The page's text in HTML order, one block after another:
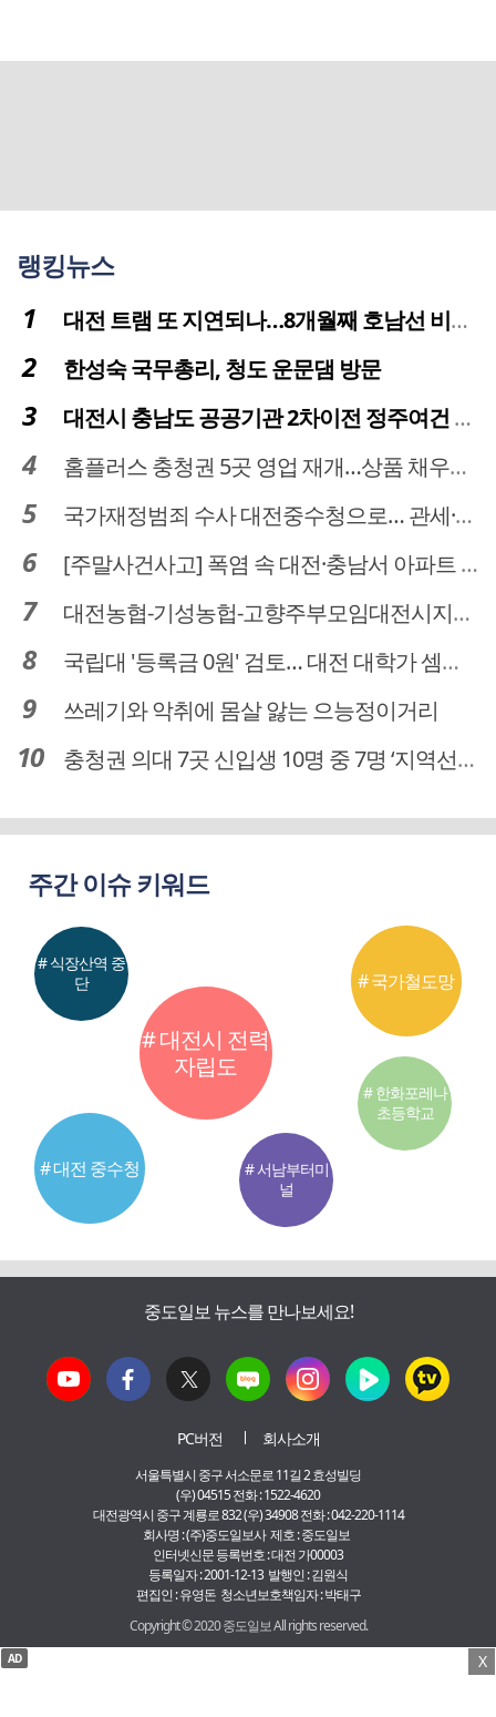
랭킹뉴스
대전 트램 또 지연되나…8개월째 호남선 비개착공사 시공사 선정 난항
한성숙 국무총리, 청도 운문댐 방문
대전시 충남도 공공기관 2차이전 정주여건 확보 시급
홈플러스 충청권 5곳 영업 재개…상품 채우기 ‘속도전’
국가재정범죄 수사 대전중수청으로… 관세·국세 수사 전문인력 주목
[주말사건사고] 폭염 속 대전·충남서 아파트 화재·정전 잇따라…주민 대피·불편
대전농협-기성농헙-고향주부모임대전시지회, 이심점심 중식지원 봉사활동
국립대 '등록금 0원' 검토… 대전 대학가 셈법 복잡
쓰레기와 악취에 몸살 앓는 으능정이거리
충청권 의대 7곳 신입생 10명 중 7명 ‘지역선발’… 대전도 69.7%
주간 이슈 키워드
# 대전시 전력
자립도
# 대전 중수청
# 국가철도망
# 식장산역 중
단
# 서남부터미
널
# 한화포레나
초등학교
중도일보 뉴스를 만나보세요!
PC버전 회사소개
서울특별시 중구 서소문로 11길 2 효성빌딩
(우) 04515 전화 : 1522-4620
대전광역시 중구 계룡로 832 (우) 34908 전화 : 042-220-1114
회사명 : (주)중도일보사 제호 : 중도일보
인터넷신문 등록번호 : 대전 가00003
등록일자 : 2001-12-13 발행인 : 김원식
편집인 : 유영돈 청소년보호책임자 : 박태구
Copyright © 2020 중도일보 All rights reserved.
X
AD